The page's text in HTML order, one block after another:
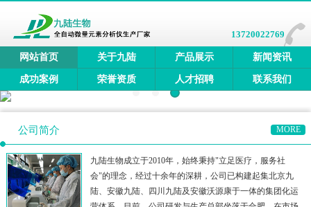
13720022769
网站首页 关于九陆 产品展示 新闻资讯
成功案例 荣誉资质 人才招聘 联系我们
公司简介 MORE
九陆生物成立于2010年，始终秉持"立足医疗，服务社
会"的理念，经过十余年的深耕，公司已构建起集北京九
陆、安徽九陆、四川九陆及安徽沃源康于一体的集团化运